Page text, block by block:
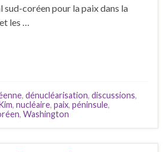
coréen pour la paix dans la
les …
, dénucléarisation, discussions,
, nucléaire, paix, péninsule,
, Washington